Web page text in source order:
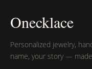
Onecklace
Personalized jewelry,
name, your story —